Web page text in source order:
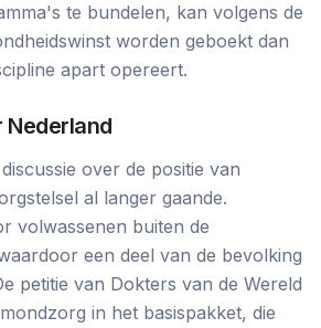
te bundelen, kan volgens de
worden geboekt dan
apart opereert.
Nederland
over de positie van
al langer gaande.
volwassenen buiten de
een deel van de bevolking
petitie van Dokters van de Wereld
in het basispakket, die